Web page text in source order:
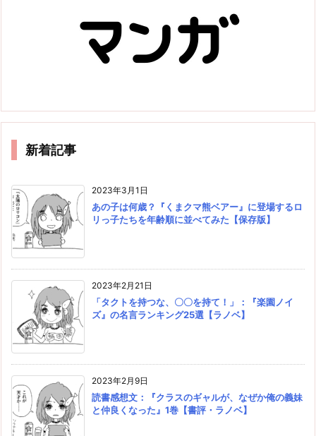
新着記事
2023年3月1日
あの子は何歳？『くまクマ熊ベアー』に登場するロ
リっ子たちを年齢順に並べてみた【保存版】
2023年2月21日
「タクトを持つな、〇〇を持て！」：『楽園ノイ
ズ』の名言ランキング25選【ラノベ】
2023年2月9日
読書感想文：『クラスのギャルが、なぜか俺の義妹
と仲良くなった』1巻【書評・ラノベ】